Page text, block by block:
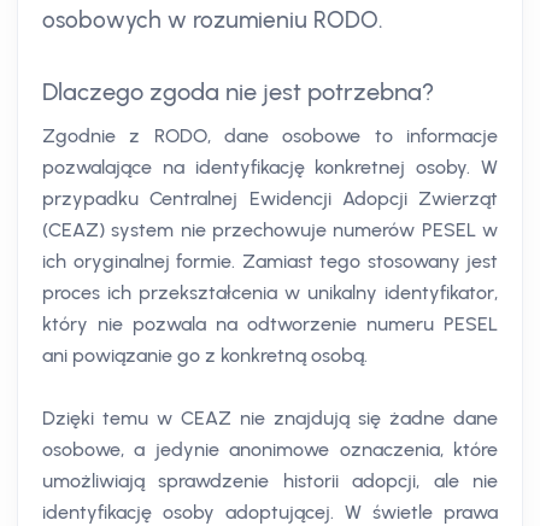
osobowych w rozumieniu RODO.
Dlaczego zgoda nie jest potrzebna?
Zgodnie z RODO, dane osobowe to informacje
pozwalające na identyfikację konkretnej osoby. W
przypadku Centralnej Ewidencji Adopcji Zwierząt
(CEAZ) system nie przechowuje numerów PESEL w
ich oryginalnej formie. Zamiast tego stosowany jest
proces ich przekształcenia w unikalny identyfikator,
który nie pozwala na odtworzenie numeru PESEL
ani powiązanie go z konkretną osobą.
Dzięki temu w CEAZ nie znajdują się żadne dane
osobowe, a jedynie anonimowe oznaczenia, które
umożliwiają sprawdzenie historii adopcji, ale nie
identyfikację osoby adoptującej. W świetle prawa